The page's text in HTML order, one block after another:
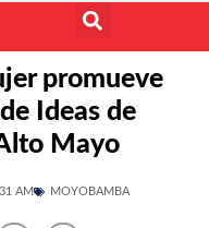
promueve
Ideas de
Mayo
AM MOYOBAMBA